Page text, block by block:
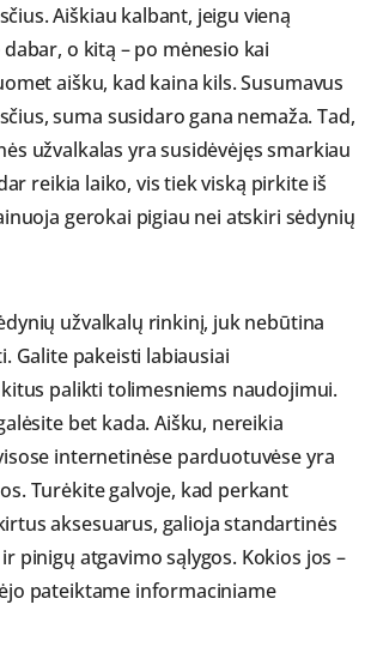
Aiškiau kalbant, jeigu vieną
o kitą – po mėnesio kai
aišku, kad kaina kils. Susumavus
suma susidaro gana nemaža. Tad,
užvalkalas yra susidėvėjęs smarkiau
reikia laiko, vis tiek viską pirkite iš
gerokai pigiau nei atskiri sėdynių
užvalkalų rinkinį, juk nebūtina
Galite pakeisti labiausiai
palikti tolimesniems naudojimui.
bet kada. Aišku, nereikia
internetinėse parduotuvėse yra
Turėkite galvoje, kad perkant
aksesuarus, galioja standartinės
pinigų atgavimo sąlygos. Kokios jos –
pateiktame informaciniame